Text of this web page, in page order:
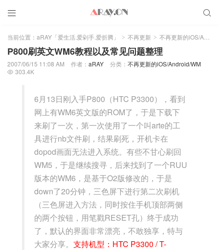
 
当前位置： aRAY「爱生活.爱剁手.爱折腾」 > 不再更新 > 不再更新的iOS/Android/WM
P800刷英文WM6教程以及常见问题整理
2007/06/15 11:08 AM 作者： aRAY 分类： 不再更新的iOS/Android/WM
 303.4K
6月13日刚入手P800（HTC P3300），看到
网上有WM6英文版的ROM了，于是下载下
来刷了一次，第一次使用了一个叫arte的工
具进行nb文件刷，结果刷死，开机卡在
dopod画面无法进入系统。有些不甘心刷回
WM5，于是继续搜寻，后来找到了一个RUU
版本的WM6，是基于O2版修改的，于是
down了20分钟，三色屏下进行第二次刷机
（三色屏进入方法，同时按住手机顶部两侧
的两个按钮，用笔戳RESET孔）终于成功
了，默认的界面非常漂亮，不敢独享，特与
大家分享。 支持机型：HTC P3300 / T-